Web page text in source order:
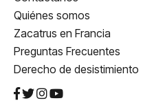
Quiénes somos
Zacatrus en Francia
Preguntas Frecuentes
Derecho de desistimiento